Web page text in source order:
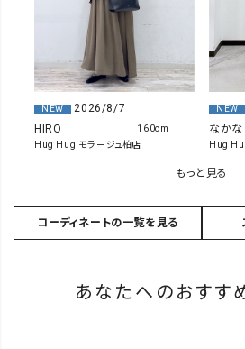
NEW
2026/8/7
HIRO
Hug Hug モラージュ柏店
160cm
NEW
なかな
Hug
もっと見る
コーディネートの一覧を見る
あなたへのおすす